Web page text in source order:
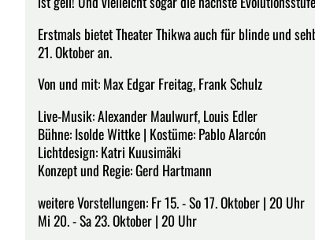
Erstmals bietet Theater Thikwa auch für blinde und
21. Oktober an.
Von und mit: Max Edgar Freitag, Frank Schulz
Live-Musik: Alexander Maulwurf, Louis Edler
Bühne: Isolde Wittke | Kostüme: Pablo Alarcón
Lichtdesign: Katri Kuusimäki
Konzept und Regie: Gerd Hartmann
weitere Vorstellungen: Fr 15. - So 17. Oktober | 20 Uhr
Mi 20. - Sa 23. Oktober | 20 Uhr